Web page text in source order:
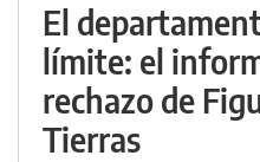
El
límite: el
rechazo de
Tierras